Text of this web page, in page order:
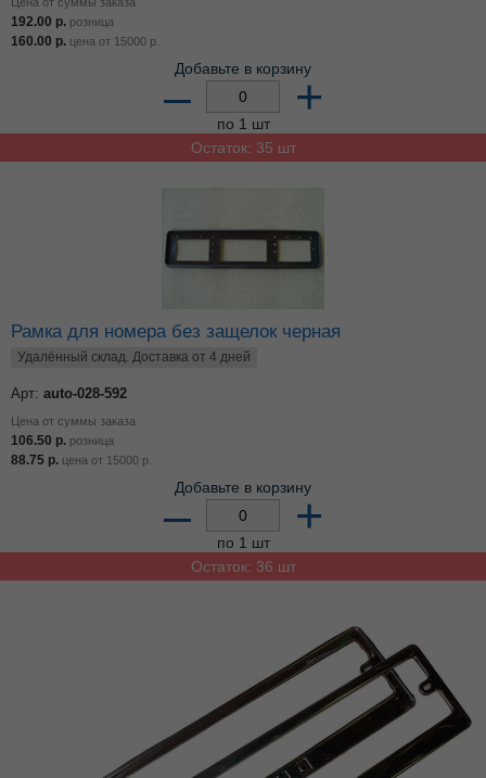
192.00 р. розница
160.00 р. цена от 15000 р.
Добавьте в корзину
– +
по 1 шт
Остаток: 35 шт
Рамка для номера без защелок черная
Удалённый склад. Доставка от 4 дней
Арт: auto-028-592
Цена от суммы заказа
106.50 р. розница
88.75 р. цена от 15000 р.
Добавьте в корзину
– +
по 1 шт
Остаток: 36 шт